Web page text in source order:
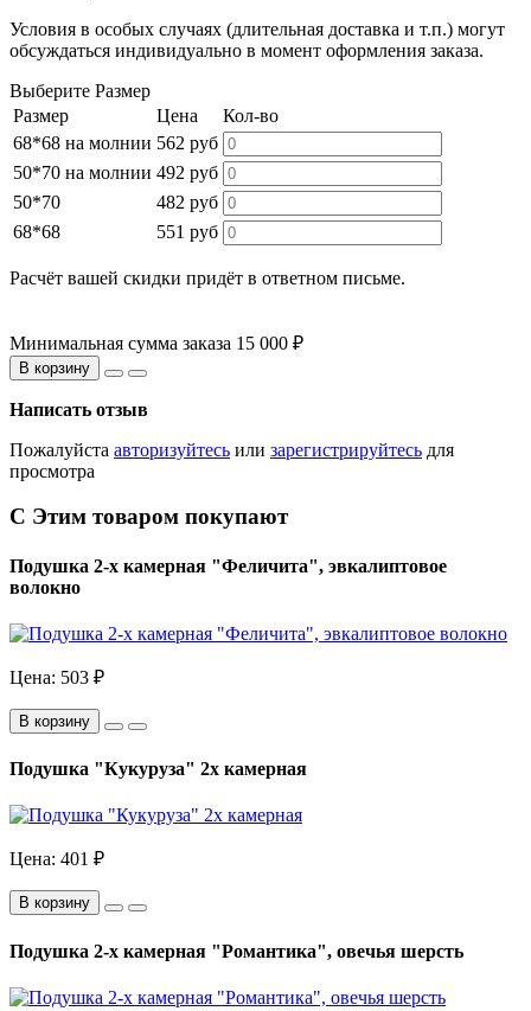
Условия в особых случаях (длительная доставка и т.п.) могут
обсуждаться индивидуально в момент оформления заказа.
Выберите Размер
Размер
Цена
Кол-во
68*68 на молнии 562 руб
50*70 на молнии 492 руб
50*70
482 руб
68*68
551 руб
Расчёт вашей скидки придёт в ответном письме.
Минимальная сумма заказа 15 000 ₽
В корзину
Написать отзыв
Пожалуйста авторизуйтесь или зарегистрируйтесь для
просмотра
С Этим товаром покупают
Подушка 2-х камерная "Феличита", эвкалиптовое
волокно
Цена: 503 ₽
В корзину
Подушка "Кукуруза" 2х камерная
Цена: 401 ₽
В корзину
Подушка 2-х камерная "Романтика", овечья шерсть